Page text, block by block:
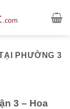
PHƯỜNG 3
3 – Hoa